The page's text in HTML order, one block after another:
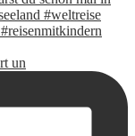
un